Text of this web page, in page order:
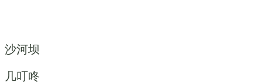
沙河坝
几叮咚